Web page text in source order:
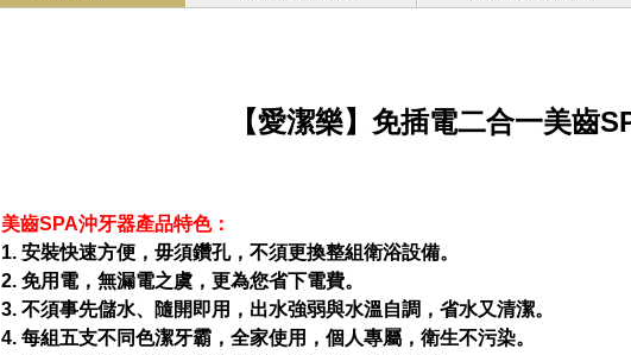
【愛潔樂】免插電二合一美齒
美齒SPA沖牙器產品特色：
1. 安裝快速方便，毋須鑽孔，不須更換整組衛浴設備。
2. 免用電，無漏電之虞，更為您省下電費。
3. 不須事先儲水、隨開即用，出水強弱與水溫自調，省水又清潔。
4. 每組五支不同色潔牙霸，全家使用，個人專屬，衛生不污染。